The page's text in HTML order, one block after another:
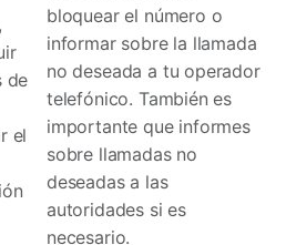
de
el
bloquear el número o
informar sobre la llamada
no deseada a tu operador
telefónico. También es
importante que informes
sobre llamadas no
deseadas a las
autoridades si es
necesario.